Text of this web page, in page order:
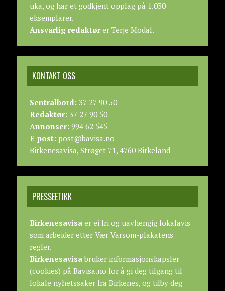
uka, og har et godkjent opplag på 1.030
eksemplarer.
Ansvarlig redaktører Terje Modal.
KONTAKT OSS
Sentralbord:37 27 90 50
Redaktør:37 27 90 50
Annonser:994 62 545
E-post:post@bavisa.no
Birkenesavisa, Strøget 71, 4760 Birkeland
PRESSEETIKK
Birkenesavisaer ei fri og uavhengig lokalavis
som arbeider etter Vær Varsom-plakatens
regler.
Birkenesavisabruker informasjonskapsler
(cookies) på Bavisa.no for å gi deg tilgang til
lokale nyhetssaker fra Birkenes, og tilby deg